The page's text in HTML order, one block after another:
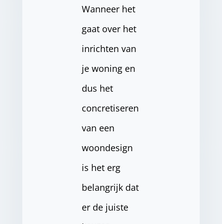
Wanneer het
gaat over het
inrichten van
je woning en
dus het
concretiseren
van een
woondesign
is het erg
belangrijk dat
er de juiste